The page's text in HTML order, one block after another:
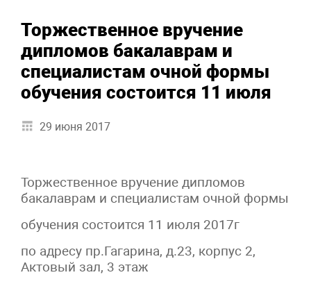
Торжественное вручение
дипломов бакалаврам и
специалистам очной формы
обучения состоится 11 июля
29 июня 2017
Торжественное вручение дипломов
бакалаврам и специалистам очной формы
обучения состоится 11 июля 2017г
по адресу пр.Гагарина, д.23, корпус 2,
Актовый зал, 3 этаж